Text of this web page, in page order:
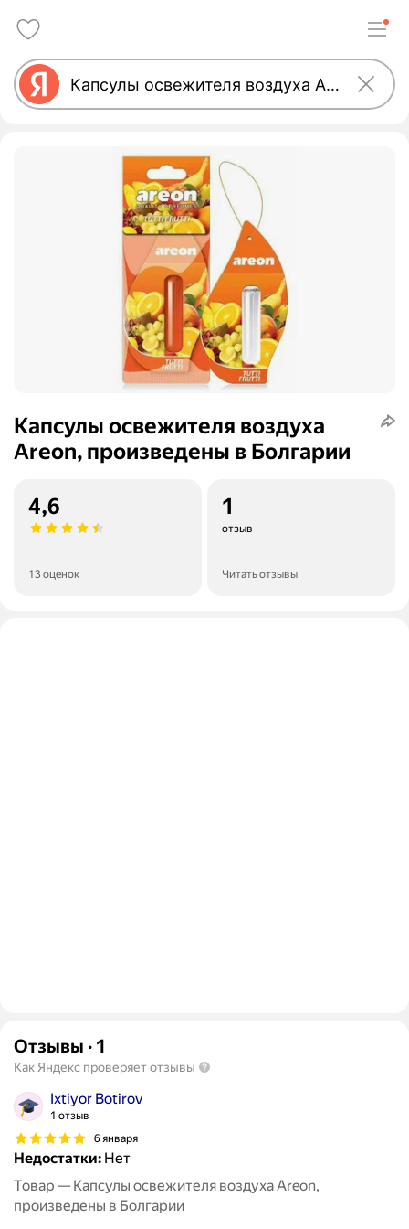
Капсулы освежителя воздуха
Areon, произведены в Болгарии
4,6
13 оценок
1
отзыв
Читать отзывы
Отзывы · 1
Как Яндекс проверяет отзывы
Ixtiyor Botirov
1 отзыв
6 января
Недостатки: Нет
Товар — Капсулы освежителя воздуха Areon,
произведены в Болгарии